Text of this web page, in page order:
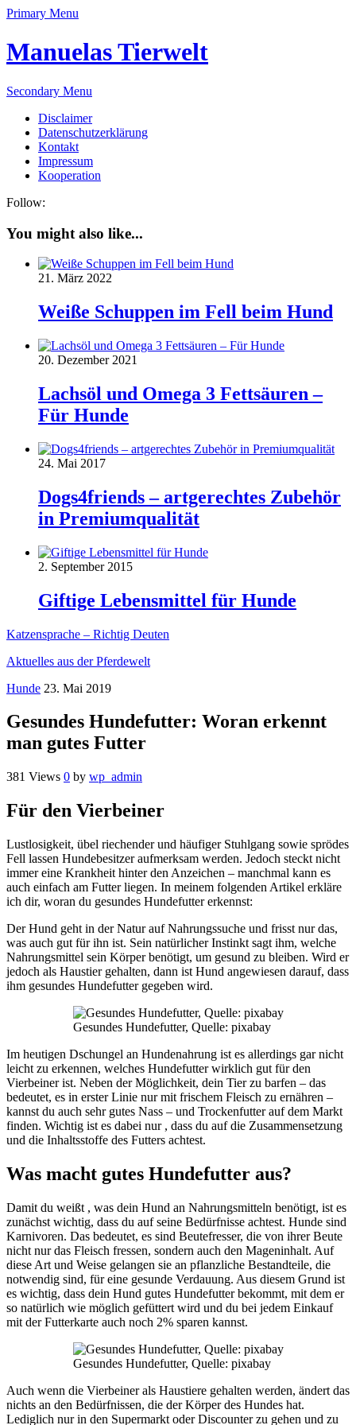
Primary Menu
Manuelas Tierwelt
Secondary Menu
Disclaimer
Datenschutzerklärung
Kontakt
Impressum
Kooperation
Follow:
You might also like...
21. März 2022
Weiße Schuppen im Fell beim Hund
20. Dezember 2021
Lachsöl und Omega 3 Fettsäuren –
Für Hunde
24. Mai 2017
Dogs4friends – artgerechtes Zubehör
in Premiumqualität
2. September 2015
Giftige Lebensmittel für Hunde
Katzensprache – Richtig Deuten
Aktuelles aus der Pferdewelt
Hunde 23. Mai 2019
Gesundes Hundefutter: Woran erkennt
man gutes Futter
381 Views 0 by wp_admin
Für den Vierbeiner
Lustlosigkeit, übel riechender und häufiger Stuhlgang sowie sprödes
Fell lassen Hundebesitzer aufmerksam werden. Jedoch steckt nicht
immer eine Krankheit hinter den Anzeichen – manchmal kann es
auch einfach am Futter liegen. In meinem folgenden Artikel erkläre
ich dir, woran du gesundes Hundefutter erkennst:
Der Hund geht in der Natur auf Nahrungssuche und frisst nur das,
was auch gut für ihn ist. Sein natürlicher Instinkt sagt ihm, welche
Nahrungsmittel sein Körper benötigt, um gesund zu bleiben. Wird er
jedoch als Haustier gehalten, dann ist Hund angewiesen darauf, dass
ihm gesundes Hundefutter gegeben wird.
Gesundes Hundefutter, Quelle: pixabay
Im heutigen Dschungel an Hundenahrung ist es allerdings gar nicht
leicht zu erkennen, welches Hundefutter wirklich gut für den
Vierbeiner ist. Neben der Möglichkeit, dein Tier zu barfen – das
bedeutet, es in erster Linie nur mit frischem Fleisch zu ernähren –
kannst du auch sehr gutes Nass – und Trockenfutter auf dem Markt
finden. Wichtig ist es dabei nur , dass du auf die Zusammensetzung
und die Inhaltsstoffe des Futters achtest.
Was macht gutes Hundefutter aus?
Damit du weißt , was dein Hund an Nahrungsmitteln benötigt, ist es
zunächst wichtig, dass du auf seine Bedürfnisse achtest. Hunde sind
Karnivoren. Das bedeutet, es sind Beutefresser, die von ihrer Beute
nicht nur das Fleisch fressen, sondern auch den Mageninhalt. Auf
diese Art und Weise gelangen sie an pflanzliche Bestandteile, die
notwendig sind, für eine gesunde Verdauung. Aus diesem Grund ist
es wichtig, dass dein Hund gutes Hundefutter bekommt, mit dem er
so natürlich wie möglich gefüttert wird und du bei jedem Einkauf
mit der Futterkarte auch noch 2% sparen kannst.
Gesundes Hundefutter, Quelle: pixabay
Auch wenn die Vierbeiner als Haustiere gehalten werden, ändert das
nichts an den Bedürfnissen, die der Körper des Hundes hat.
Lediglich nur in den Supermarkt oder Discounter zu gehen und zu